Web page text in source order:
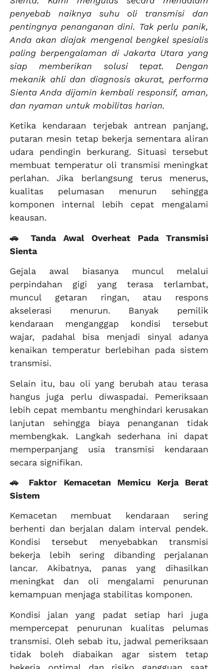
penyebab naiknya suhu oli transmisi dan
pentingnya penanganan dini. Tak perlu panik,
Anda akan diajak mengenal bengkel spesialis
paling berpengalaman di Jakarta Utara yang
siap memberikan solusi tepat. Dengan
mekanik ahli dan diagnosis akurat, performa
Sienta Anda dijamin kembali responsif, aman,
dan nyaman untuk mobilitas harian.
Ketika kendaraan terjebak antrean panjang,
putaran mesin tetap bekerja sementara aliran
udara pendingin berkurang. Situasi tersebut
membuat temperatur oli transmisi meningkat
perlahan. Jika berlangsung terus menerus,
kualitas pelumasan menurun sehingga
komponen internal lebih cepat mengalami
keausan.
🚗 Tanda Awal Overheat Pada Transmisi
Sienta
Gejala awal biasanya muncul melalui
perpindahan gigi yang terasa terlambat,
muncul getaran ringan, atau respons
akselerasi menurun. Banyak pemilik
kendaraan menganggap kondisi tersebut
wajar, padahal bisa menjadi sinyal adanya
kenaikan temperatur berlebihan pada sistem
transmisi.
Selain itu, bau oli yang berubah atau terasa
hangus juga perlu diwaspadai. Pemeriksaan
lebih cepat membantu menghindari kerusakan
lanjutan sehingga biaya penanganan tidak
membengkak. Langkah sederhana ini dapat
memperpanjang usia transmisi kendaraan
secara signifikan.
🚗 Faktor Kemacetan Memicu Kerja Berat
Sistem
Kemacetan membuat kendaraan sering
berhenti dan berjalan dalam interval pendek.
Kondisi tersebut menyebabkan transmisi
bekerja lebih sering dibanding perjalanan
lancar. Akibatnya, panas yang dihasilkan
meningkat dan oli mengalami penurunan
kemampuan menjaga stabilitas komponen.
Kondisi jalan yang padat setiap hari juga
mempercepat penurunan kualitas pelumas
transmisi. Oleh sebab itu, jadwal pemeriksaan
tidak boleh diabaikan agar sistem tetap